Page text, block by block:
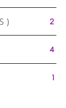
2
4
1